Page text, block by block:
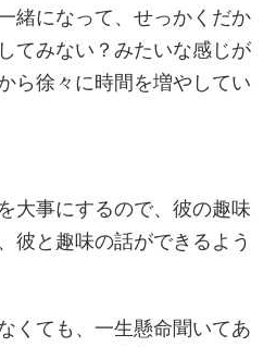
緒になって、せっかくだか
てみない？みたいな感じが
ら徐々に時間を増やしてい
大事にするので、彼の趣味
彼と趣味の話ができるよう
くても、一生懸命聞いてあ